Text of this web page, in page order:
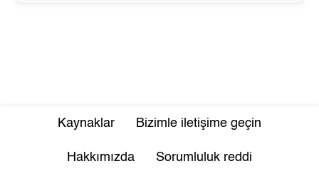
Kaynaklar Bizimle iletişime geçin
Hakkımızda Sorumluluk reddi